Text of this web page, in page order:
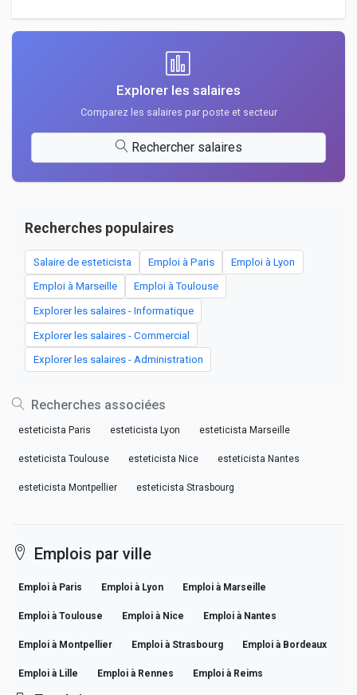
Explorer les salaires
Comparez les salaires par poste et secteur
Rechercher salaires
Recherches populaires
Salaire de esteticista Emploi à Paris Emploi à Lyon
Emploi à Marseille Emploi à Toulouse
Explorer les salaires - Informatique
Explorer les salaires - Commercial
Explorer les salaires - Administration
Recherches associées
esteticista Paris esteticista Lyon esteticista Marseille
esteticista Toulouse esteticista Nice esteticista Nantes
esteticista Montpellier esteticista Strasbourg
Emplois par ville
Emploi à Paris Emploi à Lyon Emploi à Marseille
Emploi à Toulouse Emploi à Nice Emploi à Nantes
Emploi à Montpellier Emploi à Strasbourg Emploi à Bordeaux
Emploi à Lille Emploi à Rennes Emploi à Reims